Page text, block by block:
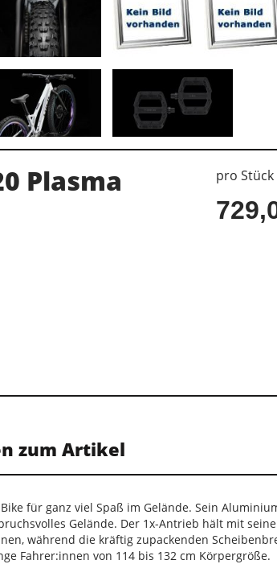
Plasma
pro Stück
zum Artikel
für ganz viel Spaß im Gelände. Sein
Gelände. Der 1x-Antrieb hält mit
während die kräftig zupackenden
Fahrer:innen von 114 bis 132 cm Körpergröße.